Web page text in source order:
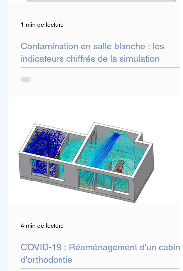
Contamination en salle blanche : les
indicateurs chiffrés de la simulation
aéraulique
1 min de lecture
COVID-19 : Réaménagement d'un cabinet
d'orthodontie
4 min de lecture